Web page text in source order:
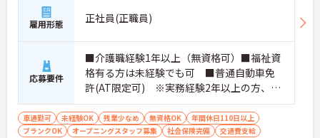
おり、献立やレシピが決まっているため安心してお
仕事に取り組んでいただけます
・夜間も複数名のスタッフが常駐する人員体制を確
保しており、夜間の見守りや巡回業務も心強い環境
です
【充実した待遇で長期的なご就業を後押ししていま
・駐車場を完備しているためマイカーでのご通勤も
可能です
・パートの方も年2回の昇給の機会が設けられてい
雇用形態 正社員(正職員)
応募要件
■介護職経験1年以上（無資格可）■福祉資
格有る方は未経験でも可 ■普通自動車免
許(AT限定可) ※実務経験2年以上の方、障
がい者福祉に関する経験をお持ちの方大歓
迎
車通勤可 未経験OK 残業少なめ 無資格OK
年間休日110日以上
ブランクOK
オープニングスタッフ募集 社会保険完備 交通費支給